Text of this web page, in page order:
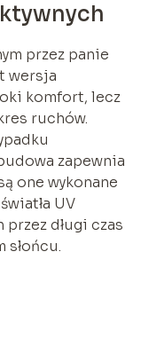
przez panie
wersja
komfort, lecz
ruchów.
zapewnia
one wykonane
UV
długi czas
słońcu.